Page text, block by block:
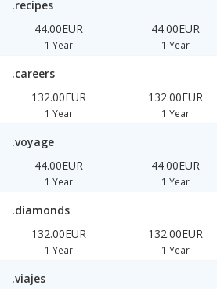
.recipes
44.00EUR
1 Year
44.00EUR
1 Year
.careers
132.00EUR
1 Year
132.00EUR
1 Year
.voyage
44.00EUR
1 Year
44.00EUR
1 Year
.diamonds
132.00EUR
1 Year
132.00EUR
1 Year
.viajes